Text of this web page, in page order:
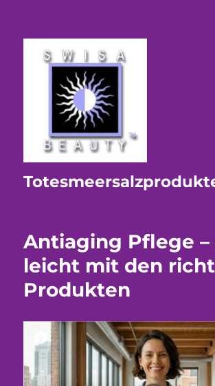
Antiaging Pflege –
leicht mit den
Produkten